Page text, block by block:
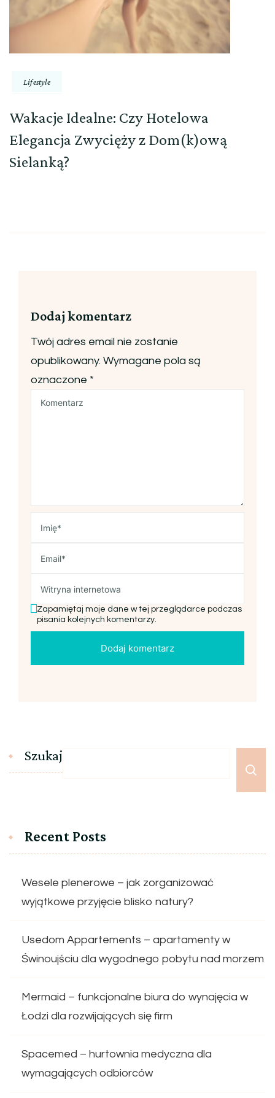
Lifestyle
Wakacje Idealne: Czy Hotelowa
Elegancja Zwycięży z Dom(k)ową
Sielanką?
Dodaj komentarz
Twój adres email nie zostanie
opublikowany. Wymagane pola są
oznaczone *
Zapamiętaj moje dane w tej przeglądarce podczas
pisania kolejnych komentarzy.
Szukaj
Recent Posts
Wesele plenerowe – jak zorganizować
wyjątkowe przyjęcie blisko natury?
Usedom Appartements – apartamenty w
Świnoujściu dla wygodnego pobytu nad morzem
Mermaid – funkcjonalne biura do wynajęcia w
Łodzi dla rozwijających się firm
Spacemed – hurtownia medyczna dla
wymagających odbiorców